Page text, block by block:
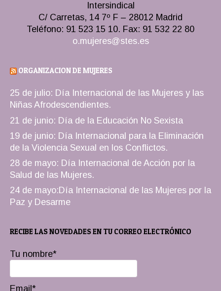
Intersindical
C/ Carretas, 14 7º F – 28012 Madrid
Teléfono: 91 523 15 10. Fax: 91 532 22 80
o.mujeres@stes.es
ORGANIZACION DE MUJERES
25 de julio: Día Internacional de las Mujeres y las
Niñas Afrodescendientes.
21 de junio: Día de la Educación No Sexista
19 de junio: Día Internacional para la Eliminación
de la Violencia Sexual en los Conflictos.
28 de mayo: Día Internacional de Acción por la
Salud de las Mujeres.
24 de mayo:Día Internacional de las Mujeres por la
Paz y Desarme
RECIBE LAS NOVEDADES EN TU CORREO ELECTRÓNICO
Tu nombre*
Email*